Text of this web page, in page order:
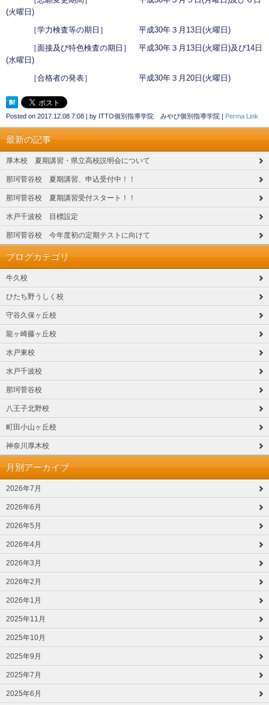
(火曜日)
［学力検査等の期日］ 平成30年３月13日(火曜日)
［面接及び特色検査の期日］ 平成30年３月13日(火曜日)及び14日
(水曜日)
［合格者の発表］ 平成30年３月20日(火曜日)
Posted on 2017.12.08 7:08 | by ITTO個別指導学院 みやび個別指導学院 | Perma Link
最新の記事
厚木校 夏期講習・県立高校説明会について
那珂菅谷校 夏期講習、申込受付中！！
那珂菅谷校 夏期講習受付スタート！！
水戸千波校 目標設定
那珂菅谷校 今年度初の定期テストに向けて
ブログカテゴリ
牛久校
ひたち野うしく校
守谷久保ヶ丘校
龍ヶ崎藤ヶ丘校
水戸東校
水戸千波校
那珂菅谷校
八王子北野校
町田小山ヶ丘校
神奈川厚木校
月別アーカイブ
2026年7月
2026年6月
2026年5月
2026年4月
2026年3月
2026年2月
2026年1月
2025年11月
2025年10月
2025年9月
2025年7月
2025年6月